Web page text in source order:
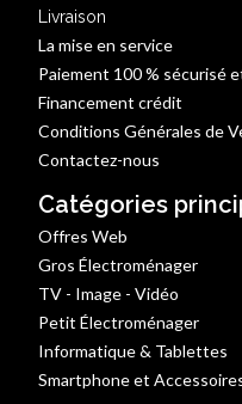
Livraison
La mise en service
Paiement 100 % sécurisé
Financement crédit
Conditions Générales de
Contactez-nous
Catégories
Offres Web
Gros Électroménager
TV - Image - Vidéo
Petit Électroménager
Informatique & Tablettes
Smartphone et